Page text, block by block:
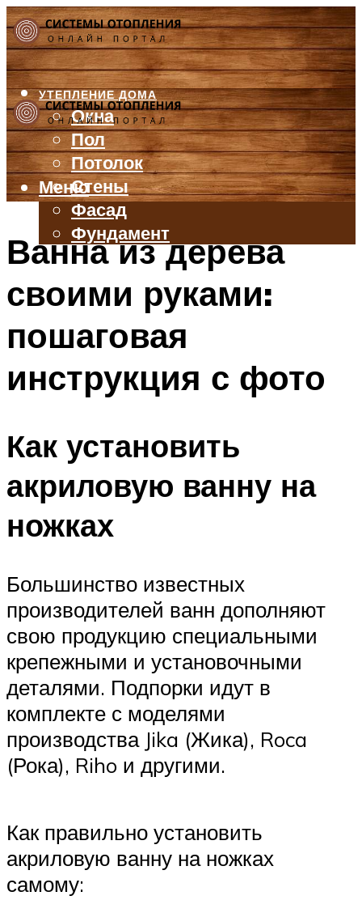
УТЕПЛЕНИЕ ДОМА
Окна
Пол
Потолок
Стены
Фасад
Фундамент
БАЛКОН И ЛОДЖИЯ
ВЕНТИЛЯЦИЯ
ТРУБЫ
Меню
Меню
Ванна из дерева
своими руками:
пошаговая
инструкция с фото
Как установить
акриловую ванну на
ножках
Большинство известных
производителей ванн дополняют
свою продукцию специальными
крепежными и установочными
деталями. Подпорки идут в
комплекте с моделями
производства Jika (Жика), Roca
(Рока), Riho и другими.
Как правильно установить
акриловую ванну на ножках
самому: